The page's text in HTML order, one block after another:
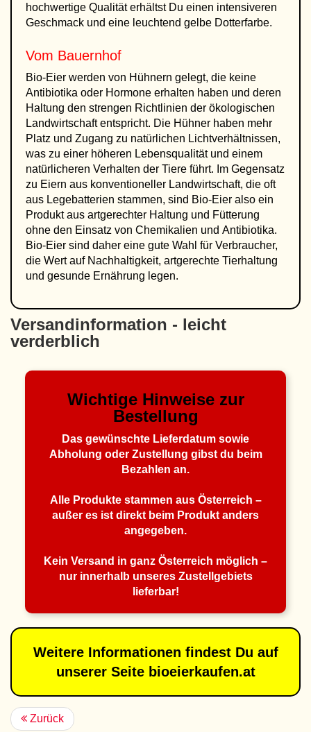
hochwertige Qualität erhältst Du einen intensiveren
Geschmack und eine leuchtend gelbe Dotterfarbe.
Vom Bauernhof
Bio-Eier werden von Hühnern gelegt, die keine
Antibiotika oder Hormone erhalten haben und deren
Haltung den strengen Richtlinien der ökologischen
Landwirtschaft entspricht. Die Hühner haben mehr
Platz und Zugang zu natürlichen Lichtverhältnissen,
was zu einer höheren Lebensqualität und einem
natürlicheren Verhalten der Tiere führt. Im Gegensatz
zu Eiern aus konventioneller Landwirtschaft, die oft
aus Legebatterien stammen, sind Bio-Eier also ein
Produkt aus artgerechter Haltung und Fütterung
ohne den Einsatz von Chemikalien und Antibiotika.
Bio-Eier sind daher eine gute Wahl für Verbraucher,
die Wert auf Nachhaltigkeit, artgerechte Tierhaltung
und gesunde Ernährung legen.
Versandinformation - leicht
verderblich
Wichtige Hinweise zur
Bestellung
Das gewünschte Lieferdatum sowie
Abholung oder Zustellung gibst du beim
Bezahlen an.
Alle Produkte stammen aus Österreich –
außer es ist direkt beim Produkt anders
angegeben.
Kein Versand in ganz Österreich möglich –
nur innerhalb unseres Zustellgebiets
lieferbar!
Weitere Informationen findest Du auf
unserer Seite bioeierkaufen.at
Zurück